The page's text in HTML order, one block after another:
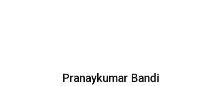
Pranaykumar Bandi